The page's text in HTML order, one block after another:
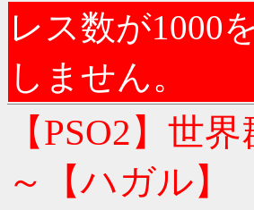
レス数が1000
しません。
【PSO2】世
～【ハガル】